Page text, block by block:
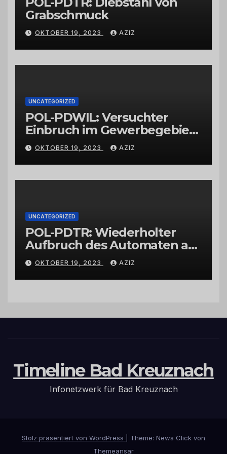
Grabschmuck
OKTOBER 19, 2023 AZIZ
UNCATEGORIZED
POL-PDWIL: Versuchter
Einbruch im Gewerbegebiet
Wittlich
OKTOBER 19, 2023 AZIZ
UNCATEGORIZED
POL-PDTR: Wiederholter
Aufbruch des Automaten am
Wohnmobilstellplatz in
Hermeskeil am Labachweg
OKTOBER 19, 2023 AZIZ
Timeline Bad Kreuznach
Infonetzwerk für Bad Kreuznach
Stolz präsentiert von WordPress
Theme: News Click von
Themeansar